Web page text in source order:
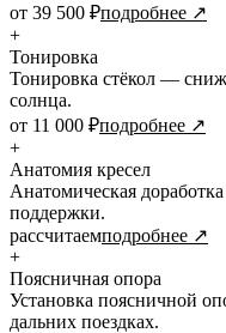
от 39 500 ₽подробнее ↗
+
Тонировка
Тонировка стёкол —
солнца.
от 11 000 ₽подробнее ↗
+
Анатомия кресел
Анатомическая
поддержки.
рассчитаемподробнее ↗
+
Поясничная опора
Установка поясничной
дальних поездках.